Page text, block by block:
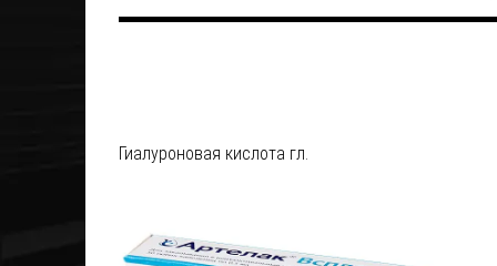
Гиалуроновая кислота гл.